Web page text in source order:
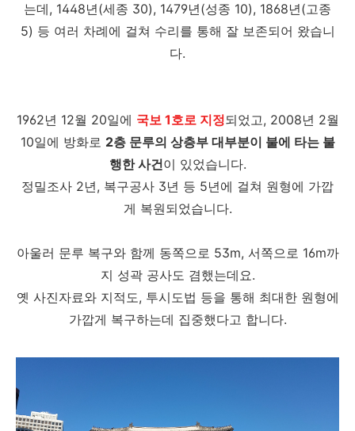
는데, 1448년(세종 30), 1479년(성종 10), 1868년(고종
5) 등 여러 차례에 걸쳐 수리를 통해 잘 보존되어 왔습니
다.
1962년 12월 20일에 국보 1호로 지정되었고, 2008년 2월
10일에 방화로 2층 문루의 상층부 대부분이 불에 타는 불
행한 사건이 있었습니다.
정밀조사 2년, 복구공사 3년 등 5년에 걸쳐 원형에 가깝
게 복원되었습니다.
아울러 문루 복구와 함께 동쪽으로 53m, 서쪽으로 16m까
지 성곽 공사도 겸했는데요.
옛 사진자료와 지적도, 투시도법 등을 통해 최대한 원형에
가깝게 복구하는데 집중했다고 합니다.